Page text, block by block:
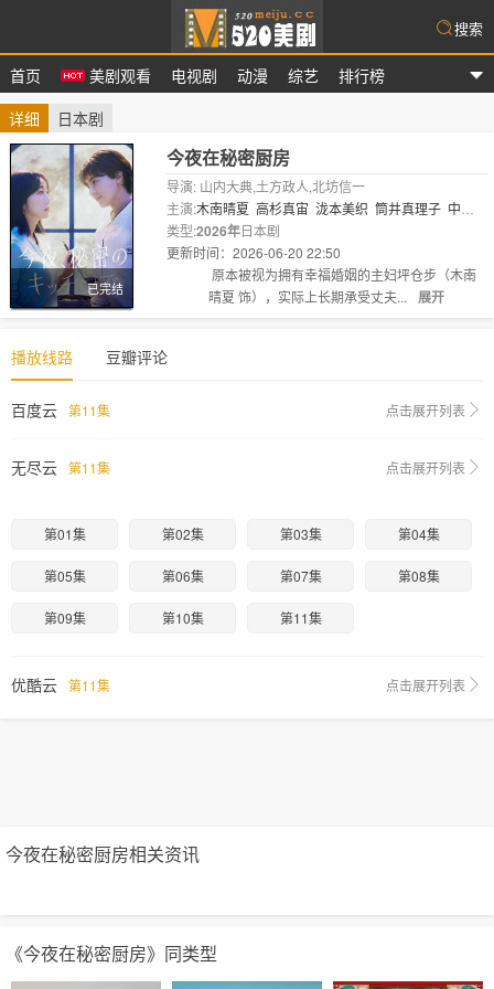
首页 美剧观看 电视剧 动漫 综艺 排行榜
搜索
详细 日本剧
已完结
今夜在秘密厨房
导演: 山内大典,土方政人,北坊信一
主演:木南晴夏 高杉真宙 泷本美织 筒井真理子 中村
俊介 佐津川爱美 月城叶音
奈 吉田萌果 安井顺平
类型:2026年日本剧
更新时间：2026-06-20 22:50
原本被视为拥有幸福婚姻的主妇坪仓步（木南
晴夏 饰），实际上长期承受丈夫...
展开
播放线路 豆瓣评论
百度云 第11集 点击展开列表
无尽云 第11集 点击展开列表
第01集 第02集 第03集 第04集
第05集 第06集 第07集 第08集
第09集 第10集 第11集
优酷云 第11集 点击展开列表
今夜在秘密厨房相关资讯
《今夜在秘密厨房》同类型